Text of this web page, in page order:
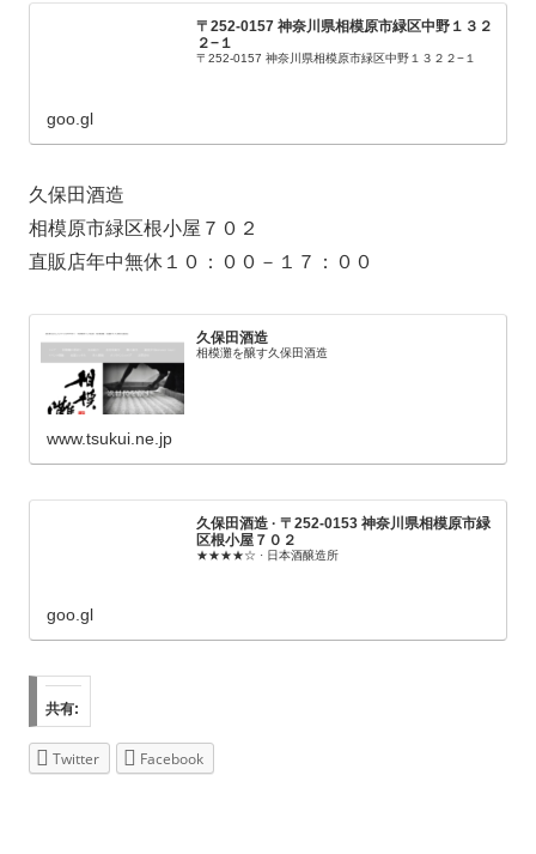
〒252-0157 神奈川県相模原市緑区中野１３２
２−１
〒252-0157 神奈川県相模原市緑区中野１３２２−１
goo.gl
久保田酒造
相模原市緑区根小屋７０２
直販店年中無休１０：００－１７：００
久保田酒造
相模灘を醸す久保田酒造
www.tsukui.ne.jp
久保田酒造 · 〒252-0153 神奈川県相模原市緑
区根小屋７０２
★★★★☆ · 日本酒醸造所
goo.gl
共有:
Twitter Facebook